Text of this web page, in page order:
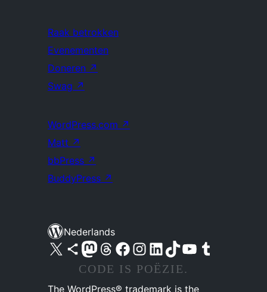
Raak betrokken
Evenementen
Doneren ↗
Swag ↗
WordPress.com ↗
Matt ↗
bbPress ↗
BuddyPress ↗
Nederlands
Bezoek ons X (voorheen Twitter) account
Bezoek ons Bluesky account
Bezoek ons Mastodon account
Bezoek ons Threads account
Onze Facebook pagina bezoeken
Bezoek ons Instagram account
Bezoek ons LinkedIn account
Bezoek ons TikTok account
Bezoek ons YouTube kanaalBezoek ons Tumblr account
CODE IS POËZIE.
The WordPress® trademark is the